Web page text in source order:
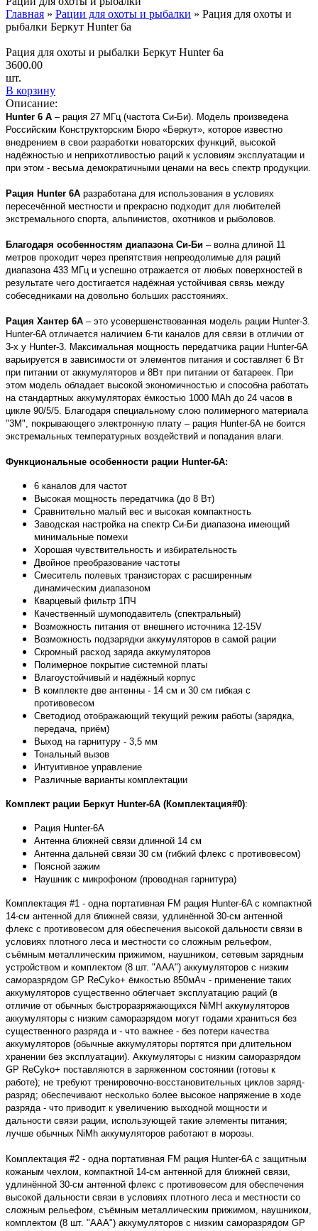
Главная » Рации для охоты и рыбалки » Рация для охоты и
рыбалки Беркут Hunter 6а
Рация для охоты и рыбалки Беркут Hunter 6а
3600.00
шт.
В корзину
Описание:
Hunter 6 A – рация 27 МГц (частота Си-Би). Модель произведена
Российским Конструкторским Бюро «Беркут», которое известно
внедрением в свои разработки новаторских функций, высокой
надёжностью и неприхотливостью раций к условиям эксплуатации и
при этом - весьма демократичными ценами на весь спектр продукции.
Рация Hunter 6A разработана для использования в условиях
пересечённой местности и прекрасно подходит для любителей
экстремального спорта, альпинистов, охотников и рыболовов.
Благодаря особенностям диапазона Си-Би – волна длиной 11
метров проходит через препятствия непреодолимые для раций
диапазона 433 МГц и успешно отражается от любых поверхностей в
результате чего достигается надёжная устойчивая связь между
собеседниками на довольно больших расстояниях.
Рация Хантер 6A – это усовершенствованная модель рации Hunter-3.
Hunter-6A отличается наличием 6-ти каналов для связи в отличии от
3-х у Hunter-3. Максимальная мощность передатчика рации Hunter-6A
варьируется в зависимости от элементов питания и составляет 6 Вт
при питании от аккумуляторов и 8Вт при питании от батареек. При
этом модель обладает высокой экономичностью и способна работать
на стандартных аккумуляторах ёмкостью 1000 MAh до 24 часов в
цикле 90/5/5. Благодаря специальному слою полимерного материала
"3М", покрывающего электронную плату – рация Hunter-6A не боится
экстремальных температурных воздействий и попадания влаги.
Функциональные особенности рации Hunter-6A:
6 каналов для частот
Высокая мощность передатчика (до 8 Вт)
Сравнительно малый вес и высокая компактность
Заводская настройка на спектр Си-Би диапазона имеющий
минимальные помехи
Хорошая чувствительность и избирательность
Двойное преобразование частоты
Смеситель полевых транзисторах с расширенным
динамическим диапазоном
Кварцевый фильтр 1ПЧ
Качественный шумоподавитель (спектральный)
Возможность питания от внешнего источника 12-15V
Возможность подзарядки аккумуляторов в самой рации
Скромный расход заряда аккумуляторов
Полимерное покрытие системной платы
Влагоустойчивый и надёжный корпус
В комплекте две антенны - 14 см и 30 см гибкая с
противовесом
Светодиод отображающий текущий режим работы (зарядка,
передача, приём)
Выход на гарнитуру - 3,5 мм
Тональный вызов
Интуитивное управление
Различные варианты комплектации
Комплект рации Беркут Hunter-6A (Комплектация#0):
Рация Hunter-6A
Антенна ближней связи длинной 14 см
Антенна дальней связи 30 см (гибкий флекс с противовесом)
Поясной зажим
Наушник с микрофоном (проводная гарнитура)
Комплектация #1 - одна портативная FM рация Hunter-6A с компактной
14-см антенной для ближней связи, удлинённой 30-см антенной
флекс с противовесом для обеспечения высокой дальности связи в
условиях плотного леса и местности со сложным рельефом,
съёмным металлическим прижимом, наушником, сетевым зарядным
устройством и комплектом (8 шт. "ААА") аккумуляторов с низким
саморазрядом GP ReCyko+ ёмкостью 850мАч - применение таких
аккумуляторов существенно облегчает эксплуатацию раций (в
отличие от обычных быстроразряжающихся NiMH аккумуляторов
аккумуляторы с низким саморазрядом могут годами храниться без
существенного разряда и - что важнее - без потери качества
аккумуляторов (обычные аккумуляторы портятся при длительном
хранении без эксплуатации). Аккумуляторы с низким саморазрядом
GP ReCyko+ поставляются в заряженном состоянии (готовы к
работе); не требуют тренировочно-восстановительных циклов заряд-
разряд; обеспечивают несколько более высокое напряжение в ходе
разряда - что приводит к увеличению выходной мощности и
дальности связи рации, использующей такие элементы питания;
лучше обычных NiMh аккумуляторов работают в морозы.
Комплектация #2 - одна портативная FM рация Hunter-6A с защитным
кожаным чехлом, компактной 14-см антенной для ближней связи,
удлинённой 30-см антенной флекс с противовесом для обеспечения
высокой дальности связи в условиях плотного леса и местности со
сложным рельефом, съёмным металлическим прижимом, наушником,
комплектом (8 шт. "ААА") аккумуляторов с низким саморазрядом GP